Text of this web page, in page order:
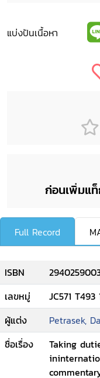
แบ่งปันเนื้อหา
ก่อนเพิ่มแ
Full Record
ISBN
เลขหมู่
JC571 T493
ผู้แต่ง
Petrasek,
ชื่อเรื่อง
Taking